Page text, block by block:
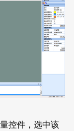
控件，选中该